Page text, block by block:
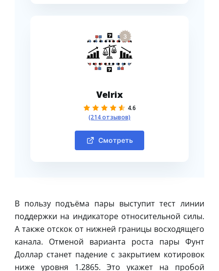
3
Velrix
4.6
(214 отзывов)
Смотреть
В пользу подъёма пары выступит тест линии
поддержки на индикаторе относительной силы.
А также отскок от нижней границы восходящего
канала. Отменой варианта роста пары Фунт
Доллар станет падение с закрытием котировок
ниже уровня 1.2865. Это укажет на пробой